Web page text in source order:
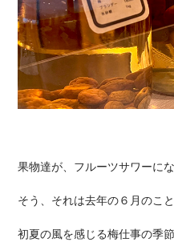
果物達が、フルーツサワーにな
そう、それは去年の６月のこと
初夏の風を感じる梅仕事の季